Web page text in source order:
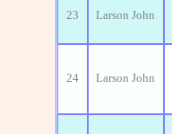
23 Larson John
24 Larson John